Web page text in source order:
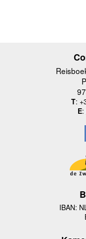
T:
E:
IBAN: